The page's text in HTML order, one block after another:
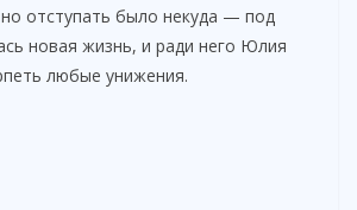
отступать было некуда — под
новая жизнь, и ради него Юлия
любые унижения.